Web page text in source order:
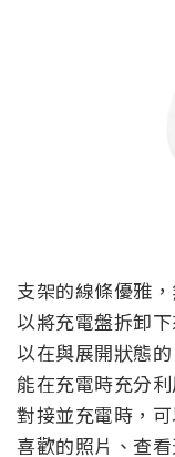
支架的線條優雅
以將充電盤拆卸
以在與展開狀態
能在充電時充分
對接並充電時，
喜歡的照片、查